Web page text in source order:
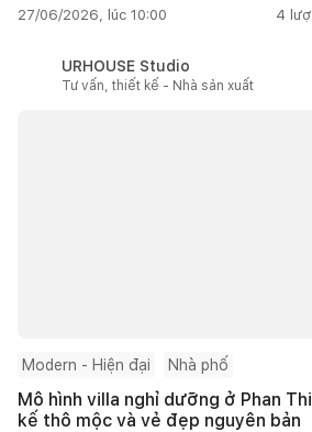
27/06/2026, lúc 10:00 4
URHOUSE Studio
Tư vấn, thiết kế - Nhà sản xuất
Modern - Hiện đại Nhà phố
Mô hình villa nghỉ dưỡng ở Phan
kế thô mộc và vẻ đẹp nguyên bản